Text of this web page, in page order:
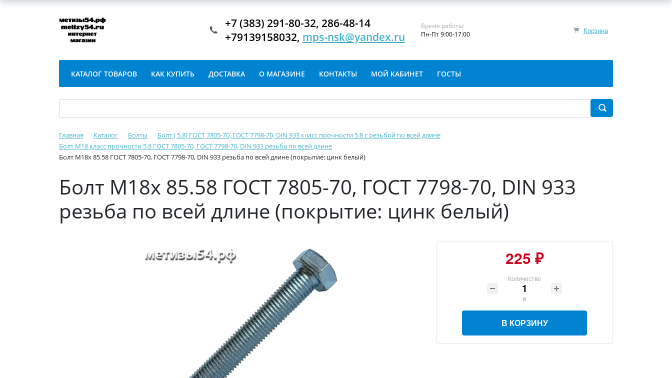
Корзина
+7 (383) 291-80-32, 286-48-14
+79139158032, mps-nsk@yandex.ru
Время работы:
Пн-Пт 9:00-17:00
КАТАЛОГ ТОВАРОВ КАК КУПИТЬ ДОСТАВКА О МАГАЗИНЕ КОНТАКТЫ МОЙ КАБИНЕТ ГОСТЫ
Главная Каталог Болты
Болт ( 5.8) ГОСТ 7805-70, ГОСТ 7798-70, DIN 933 класс прочности 5.8 с резьбой по всей длине
Болт М18 класс прочности 5.8 ГОСТ 7805-70, ГОСТ 7798-70, DIN 933 резьба по всей длине
Болт М18х 85.58 ГОСТ 7805-70, ГОСТ 7798-70, DIN 933 резьба по всей длине (покрытие: цинк белый)
Болт М18х 85.58 ГОСТ 7805-70, ГОСТ 7798-70, DIN 933
резьба по всей длине (покрытие: цинк белый)
225 ₽
Количество
кг
В КОРЗИНУ